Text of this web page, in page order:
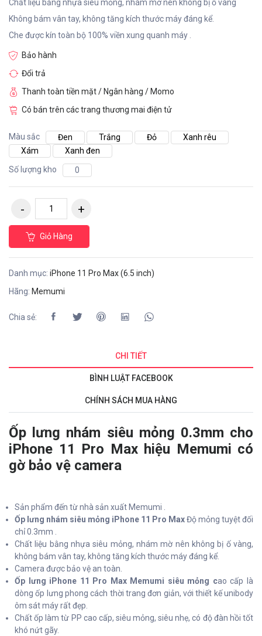
Chất liệu bằng nhựa siêu mỏng, nhám mờ nên không bị ố vàng
Không bám vân tay, không tăng kích thước máy đáng kể.
Che được kín toàn bộ 100% viền xung quanh máy .
Bảo hành
Đổi trả
Thanh toàn tiền mặt / Ngân hàng / Momo
Có bán trên các trang thương mai điện tử
Màu sắc Đen Trắng Đỏ
Xanh rêu
Xám
Xanh đen
Số lượng kho
0
Giỏ Hàng
Danh mục: iPhone 11 Pro Max (6.5 inch)
Hãng: Memumi
Chia sẻ:
CHI TIẾT
BÌNH LUẬT FACEBOOK
CHÍNH SÁCH MUA HÀNG
Ốp lưng nhám siêu mỏng 0.3mm cho
iPhone 11 Pro Max hiệu Memumi có
gờ bảo vệ camera
Sản phẩm đến từ nhà sản xuất Memumi .
Ốp lưng nhám siêu mỏng iPhone 11 Pro MaxĐộ mỏng tuyệt đối
chỉ 0.3mm .
Chất liệu bằng nhựa siêu mỏng, nhám mờ nên không bị ố vàng,
không bám vân tay, không tăng kích thước máy đáng kể.
Camera được bảo vệ an toàn.
Ốp lưng iPhone 11 Pro Max Memumi siêu mỏng cao cấp là
dòng ốp lưng phong cách thời trang đơn giản, với thiết kế unibody
ôm sát máy rất đẹp.
Chất ốp làm từ PP cao cấp, siêu mỏng, siêu nhẹ, có độ đàn hồi tốt
khó nứt gãy.